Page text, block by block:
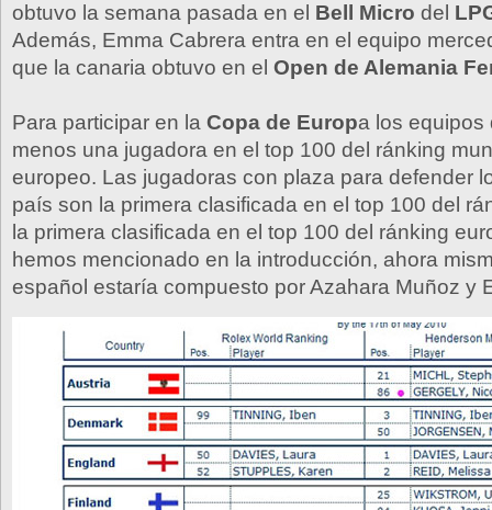
obtuvo la semana pasada en el Bell Micro del
Además, Emma Cabrera entra en el equipo
que la canaria obtuvo en el Open de Alemania
Para participar en la Copa de Europa los equipos
menos una jugadora en el top 100 del ránking
europeo. Las jugadoras con plaza para defender
país son la primera clasificada en el top 100 del
la primera clasificada en el top 100 del ránking
hemos mencionado en la introducción, ahora
español estaría compuesto por Azahara Muñoz y